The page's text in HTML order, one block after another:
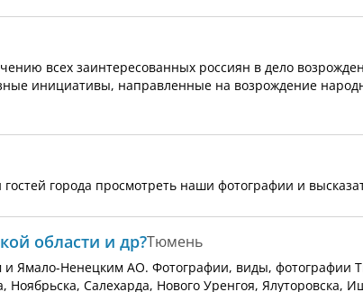
всех заинтересованных россиян в дело
инициативы, направленные на возрождение
города просмотреть наши фотографии и
области и др?Тюмень
Ямало-Ненецким АО. Фотографии, виды, фотографии
Салехарда, Нового Уренгоя, Ялуторовска,